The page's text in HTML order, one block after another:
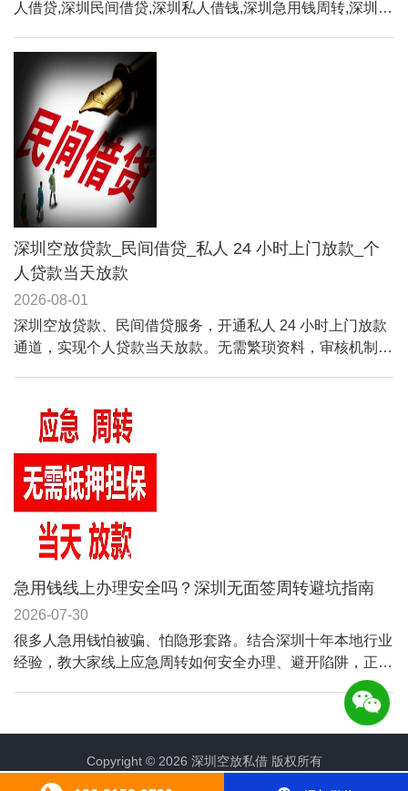
人借贷,深圳民间借贷,深圳私人借钱,深圳急用钱周转,深圳借
快、利息低,是你值得信赖的选择!
深圳空放贷款_民间借贷_私人 24 小时上门放款_个
人贷款当天放款
2026-08-01
深圳空放贷款、民间借贷服务，开通私人 24 小时上门放款
通道，实现个人贷款当天放款。无需繁琐资料，审核机制灵
费，信息严格保密。
急用钱线上办理安全吗？深圳无面签周转避坑指南
2026-07-30
很多人急用钱怕被骗、怕隐形套路。结合深圳十年本地行业
经验，教大家线上应急周转如何安全办理、避开陷阱，正规
Copyright © 2026 深圳空放私借 版权所有